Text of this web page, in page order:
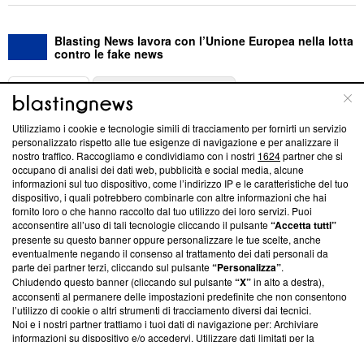
Blasting News lavora con l’Unione Europea nella lotta
contro le fake news
ABOUT
Questa sezione offre informazioni trasparenti su Blasting
News, sui nostri processi editoriali e su come ci impegniamo a
creare news di qualità. Inoltre, afferma la nostra aderenza a
‘Trust Project - News with Integrity’Blasting News non è
ancora membro del programma, ma ha richiesto di farne
parte; Trust Project non ha ancora effettuato una verifica di
conformità agli standard.
Su di noi
Team editoriale
Corporate
Utilizziamo i cookie e tecnologie simili di tracciamento per fornirti un servizio
personalizzato rispetto alle tue esigenze di navigazione e per analizzare il
nostro traffico. Raccogliamo e condividiamo con i nostri 1624partner che si
occupano di analisi dei dati web, pubblicità e social media, alcune
informazioni sul tuo dispositivo, come l’indirizzo IP e le caratteristiche del tuo
dispositivo, i quali potrebbero combinarle con altre informazioni che hai
fornito loro o che hanno raccolto dal tuo utilizzo dei loro servizi. Puoi
acconsentire all’uso di tali tecnologie cliccando il pulsante“Accetta tutti”
presente su questo banner oppure personalizzare le tue scelte, anche
eventualmente negando il consenso al trattamento dei dati personali da
parte dei partner terzi, cliccando sul pulsante“Personalizza”.
Chiudendo questo banner (cliccando sul pulsante“X”in alto a destra),
acconsenti al permanere delle impostazioni predefinite che non consentono
l’utilizzo di cookie o altri strumenti di tracciamento diversi dai tecnici.
Noi e i nostri partner trattiamo i tuoi dati di navigazione per: Archiviare
informazioni su dispositivo e/o accedervi. Utilizzare dati limitati per la